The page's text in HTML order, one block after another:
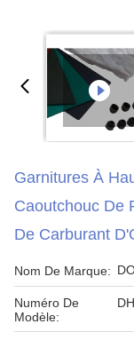
Garnitures À
Caoutchouc De
De Carburant
Nom De Marque:
Numéro De
Modèle: